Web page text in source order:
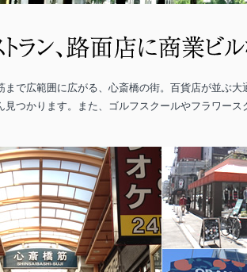
まで広範囲に広がる、心斎橋の街。百貨店が並ぶ
見つかります。また、ゴルフスクールやフラワー